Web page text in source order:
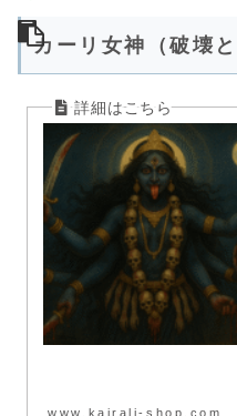
カーリ女神（破壊
www.kairali-shop.com